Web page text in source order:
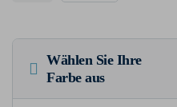
Wählen Sie Ihre
Farbe aus